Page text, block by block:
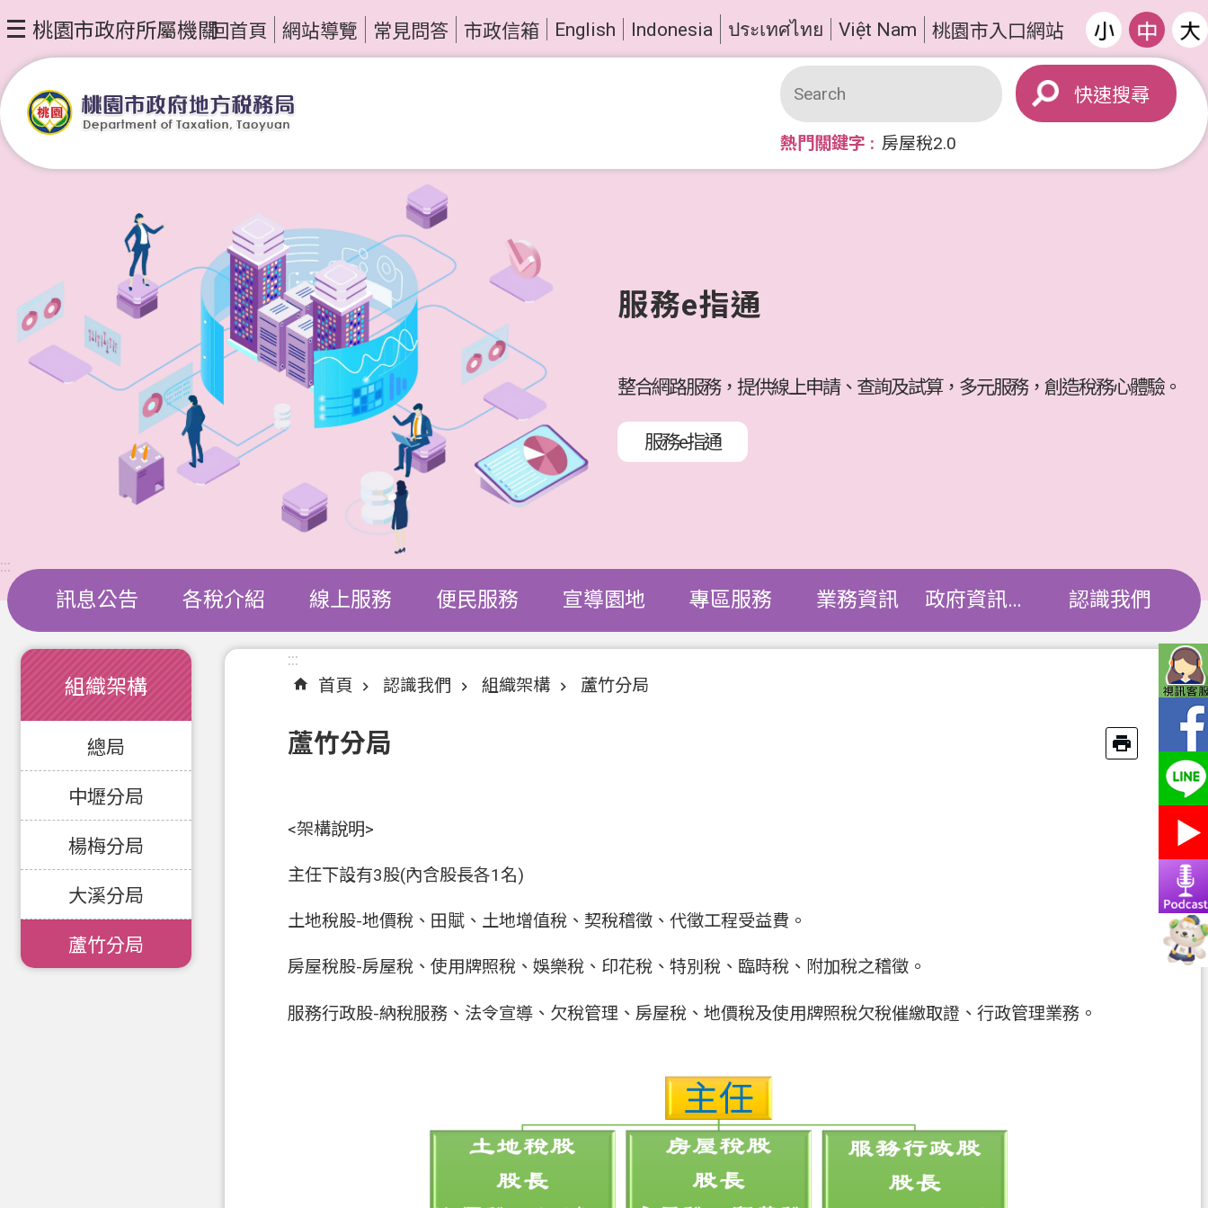
桃園市政府所屬機關回首頁 網站導覽 常見問答 市政信箱 English Indonesia ประเทศไทย Việt Nam 桃園市入口網站
搜尋
熱門關鍵字 房屋稅2.0
服務e指通
整合網路服務，提供線上申請、查詢及試算，多元服務，創造稅務心體驗。
服務e指通
:::
訊息公告 各稅介紹 線上服務 便民服務 宣導園地 專區服務 業務資訊 政府資訊公開 認識我們
:::
組織架構
總局
中壢分局
楊梅分局
大溪分局
蘆竹分局
:::
首頁
認識我們 組織架構 蘆竹分局
蘆竹分局
<架構說明>
主任下設有3股(內含股長各1名)
土地稅股-地價稅、田賦、土地增值稅、契稅稽徵、代徵工程受益費。
房屋稅股-房屋稅、使用牌照稅、娛樂稅、印花稅、特別稅、臨時稅、附加稅之稽徵。
服務行政股-納稅服務、法令宣導、欠稅管理、房屋稅、地價稅及使用牌照稅欠稅催繳取證、行政管理業務。